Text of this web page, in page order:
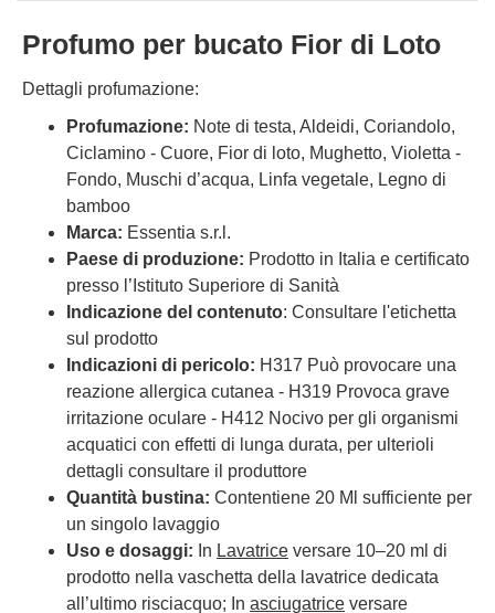
Profumo per bucato Fior di Loto
Dettagli profumazione:
Profumazione: Note di testa, Aldeidi, Coriandolo,
Ciclamino - Cuore, Fior di loto, Mughetto, Violetta -
Fondo, Muschi d’acqua, Linfa vegetale, Legno di
bamboo
Marca: Essentia s.r.l.
Paese di produzione: Prodotto in Italia e certificato
presso l’Istituto Superiore di Sanità
Indicazione del contenuto: Consultare l'etichetta
sul prodotto
Indicazioni di pericolo: H317 Può provocare una
reazione allergica cutanea - H319 Provoca grave
irritazione oculare - H412 Nocivo per gli organismi
acquatici con effetti di lunga durata, per ulterioli
dettagli consultare il produttore
Quantità bustina: Contentiene 20 Ml sufficiente per
un singolo lavaggio
Uso e dosaggi: In Lavatrice versare 10–20 ml di
prodotto nella vaschetta della lavatrice dedicata
all’ultimo risciacquo; In asciugatrice versare